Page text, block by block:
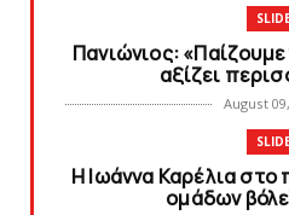
Πανιώνιoς:
αξίζει
August
Η Ιωάννα Καρέλια
ομάδων